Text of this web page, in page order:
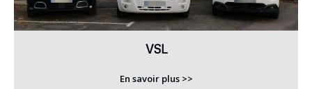
VSL
En savoir plus >>